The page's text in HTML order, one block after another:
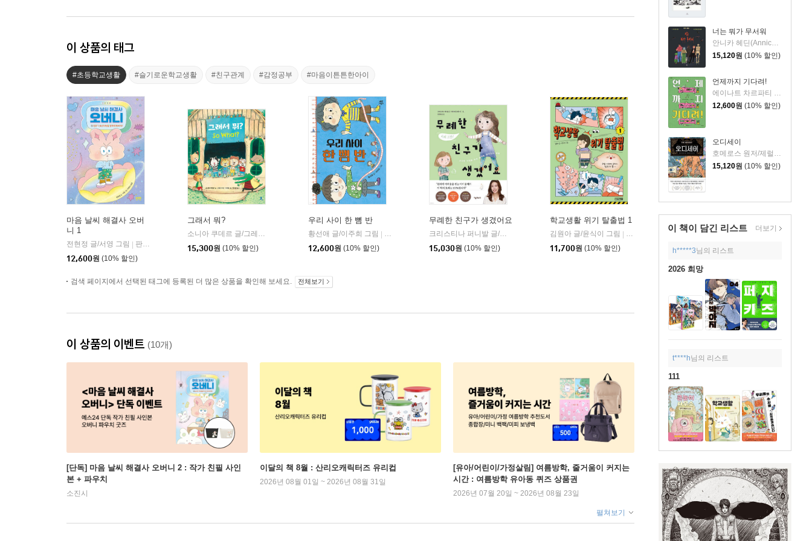
너는 뭐가 무서워
안니카 헤딘(Annica Hedin) 글/한나 클린타게 (Hanna Klinthage) 그림
15,120원 (10% 할인)
언제까지 기다려!
12,600원 (10% 할인)
오디세이
호메로스 원저/제럴딘 매코크런 글/김재용 역/장시은 감수
15,120원 (10% 할인)
이 책이 담긴 리스트 더보기
h*****3님의 리스트
2026 희망
t****h님의 리스트
111
이 상품의 태그
#초등학교생활 #슬기로운학교생활 #친구관계 #감정공부 #마음이튼튼한아이
마음 날씨 해결사 오버
니 1
전현정 글/서영 그림
판크크
12,600원 (10% 할인)
그래서 뭐?
소니아 쿠데르 글/그레고리 마비레 그림/이다랑 역
제이픽
15,300원 (10% 할인)
우리 사이 한 뼘 반
황선애 글/이주희 그림
다산어린이
12,600원 (10% 할인)
무례한 친구가 생겼어요
크리스티나 퍼니발 글/케이티 드와이어 그림/이은경 역
포레스트북스
15,030원 (10% 할인)
학교생활 위기 탈출법 1
김원아 글/윤식이 그림
사계절
11,700원 (10% 할인)
검색 페이지에서 선택된 태그에 등록된 더 많은 상품을 확인해 보세요. 전체보기
이 상품의 이벤트 (10개)
[단독] 마음 날씨 해결사 오버니 2 : 작가 친필 사인
본 + 파우치
소진시
이달의 책 8월 : 산리오캐릭터즈 유리컵
2026년 08월 01일 ~ 2026년 08월 31일
[유아/어린이/가정살림] 여름방학, 줄거움이 커지는
시간 : 여름방학 유아동 퀴즈 상품권
2026년 07월 20일 ~ 2026년 08월 23일
펼쳐보기